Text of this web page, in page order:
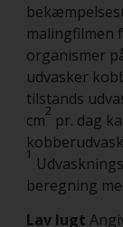
malingfilmen
organismer
udvasker
tilstands
cm2 pr. dag
1
beregning
Lav lugt